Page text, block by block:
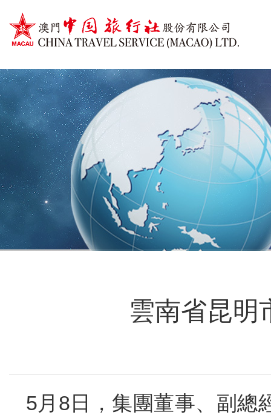
雲南省昆明
5月8日，集團董事、副總